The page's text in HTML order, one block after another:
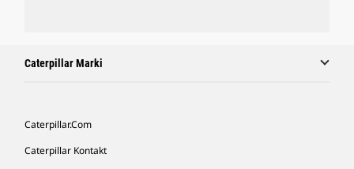
Caterpillar Marki
Caterpillar.com
Caterpillar Kontakt